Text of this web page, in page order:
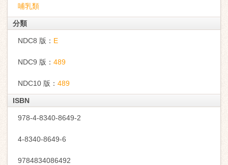
哺乳類
分類
NDC8 版： E
NDC9 版： 489
NDC10 版： 489
ISBN
978-4-8340-8649-2
4-8340-8649-6
9784834086492